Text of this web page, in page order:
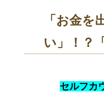
「お金
い」！？
セルフカ